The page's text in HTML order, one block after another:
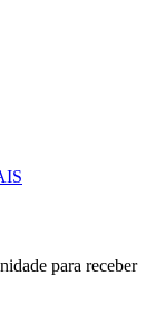
para receber